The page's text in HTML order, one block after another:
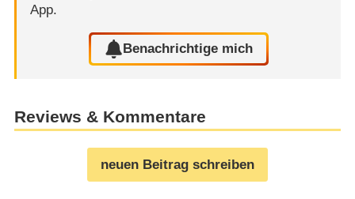
App.
Benachrichtige mich
Reviews & Kommentare
neuen Beitrag schreiben